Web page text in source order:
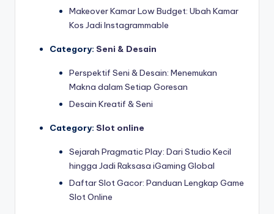
Makeover Kamar Low Budget: Ubah Kamar
Kos Jadi Instagrammable
Category: Seni & Desain
Perspektif Seni & Desain: Menemukan
Makna dalam Setiap Goresan
Desain Kreatif & Seni
Category: Slot online
Sejarah Pragmatic Play: Dari Studio Kecil
hingga Jadi Raksasa iGaming Global
Daftar Slot Gacor: Panduan Lengkap Game
Slot Online